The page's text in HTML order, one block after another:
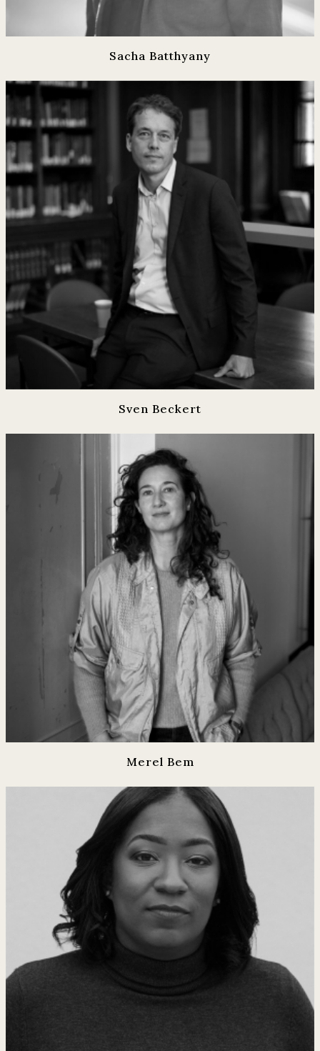
Sacha Batthyany
Sven Beckert
Merel Bem